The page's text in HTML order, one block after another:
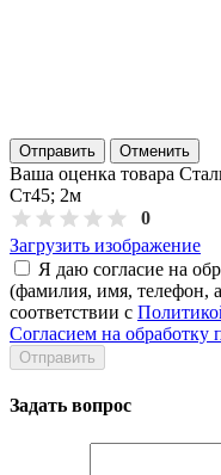
Отправить Отменить
Ваша оценка товара
Ст45; 2м
0
Загрузить изображение
Я даю согласие на
(фамилия, имя, телефон,
соответствии с
Согласием на обработку
Задать вопрос